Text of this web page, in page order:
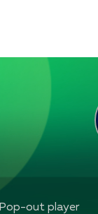
Pop-out player